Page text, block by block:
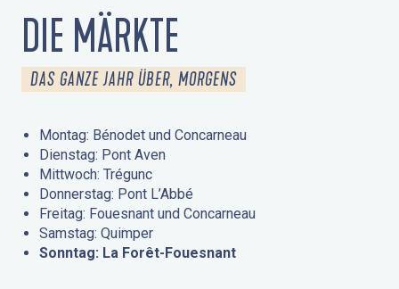
DIE MÄRKTE
DAS GANZE JAHR ÜBER, MORGENS
Montag: Bénodet und Concarneau
Dienstag: Pont Aven
Mittwoch: Trégunc
Donnerstag: Pont L’Abbé
Freitag: Fouesnant und Concarneau
Samstag: Quimper
Sonntag: La Forêt-Fouesnant